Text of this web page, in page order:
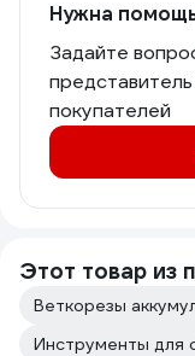
Нужна
Задайте
покупателей
Этот товар из
Веткорезы
Инструменты для